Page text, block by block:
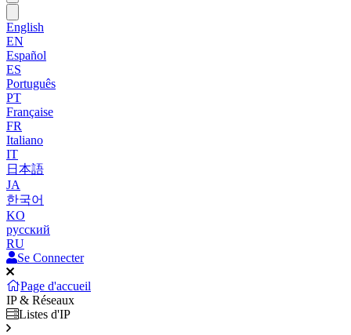
English
EN
Español
ES
Português
PT
Française
FR
Italiano
IT
日本語
JA
한국어
KO
русский
RU
Se Connecter
Page d'accueil
IP & Réseaux
Listes d'IP